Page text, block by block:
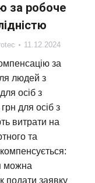
за робоче
11.12.2024
за
людей з
осіб з
для осіб з
витрати на
та
можна
подати заявку